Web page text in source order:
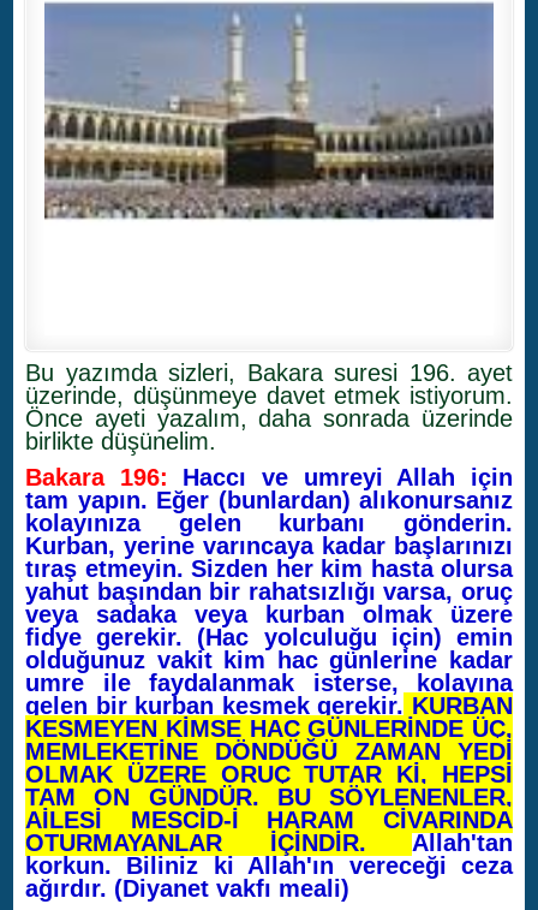
Bu yazımda sizleri, Bakara suresi 196. ayet
üzerinde, düşünmeye davet etmek istiyorum.
Önce ayeti yazalım, daha sonrada üzerinde
birlikte düşünelim.
Bakara 196: Haccı ve umreyi Allah için
tam yapın. Eğer (bunlardan) alıkonursanız
kolayınıza gelen kurbanı gönderin.
Kurban, yerine varıncaya kadar başlarınızı
tıraş etmeyin. Sizden her kim hasta olursa
yahut başından bir rahatsızlığı varsa, oruç
veya sadaka veya kurban olmak üzere
fidye gerekir. (Hac yolculuğu için) emin
olduğunuz vakit kim hac günlerine kadar
umre ile faydalanmak isterse, kolayına
gelen bir kurban kesmek gerekir. KURBAN
KESMEYEN KİMSE HAC GÜNLERİNDE ÜÇ,
MEMLEKETİNE DÖNDÜĞÜ ZAMAN YEDİ
OLMAK ÜZERE ORUÇ TUTAR Kİ, HEPSİ
TAM ON GÜNDÜR. BU SÖYLENENLER,
AİLESİ MESCİD-İ HARAM CİVARINDA
OTURMAYANLAR İÇİNDİR. Allah'tan
korkun. Biliniz ki Allah'ın vereceği ceza
ağırdır. (Diyanet vakfı meali)